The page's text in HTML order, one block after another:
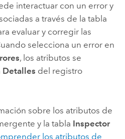
interactuar con un error y
a través de la tabla
evaluar y corregir las
selecciona un error en
, los atributos se
Detalles del registro
sobre los atributos de
y la tabla Inspector
los atributos de